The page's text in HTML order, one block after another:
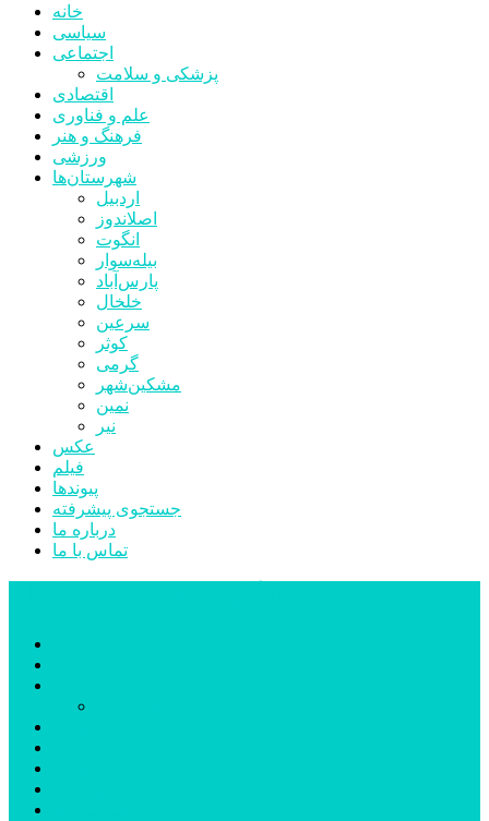
خانه
سیاسی
اجتماعی
پزشکی و سلامت
اقتصادی
علم و فناوری
فرهنگ و هنر
ورزشی
شهرستان‌ها
اردبیل
اصلاندوز
انگوت
بیله‌سوار
پارس‌آباد
خلخال
سرعین
کوثر
گرمی
مشکین‌شهر
نمین
نیر
عکس
فیلم
پیوندها
جستجوی پیشرفته
درباره ما
تماس با ما